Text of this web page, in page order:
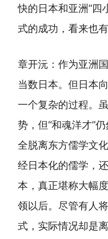
快的日本和亚洲“四
式的成功，看来也有
章开沅：作为亚洲
当数日本。但日本
一个复杂的过程。
势，但“和魂洋才”
全脱离东方儒学文
经日本化的儒学，
本，真正堪称大幅
领以后。尽管有人
式，实际情况却是